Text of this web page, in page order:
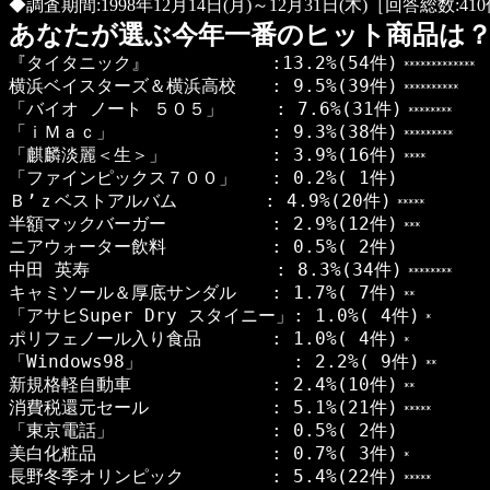
◆調査期間:1998年12月14日(月)～12月31日(木)［回答総数:410
あなたが選ぶ今年一番のヒット商品は？
『タイタニック』 :13.2%(54件) *************
横浜ベイスターズ＆横浜高校 : 9.5%(39件) **********
「バイオ ノート ５０５」 : 7.6%(31件) ********
「ｉＭａｃ」 : 9.3%(38件) *********
「麒麟淡麗＜生＞」 : 3.9%(16件) ****
「ファインピックス７００」 : 0.2%( 1件)
Ｂ’ｚベストアルバム : 4.9%(20件)
*****
半額マックバーガー : 2.9%(12件) ***
ニアウォーター飲料 : 0.5%( 2件)
中田 英寿 : 8.3%(34件)
********
キャミソール＆厚底サンダル : 1.7%( 7件) **
「アサヒSuper Dry スタイニー」: 1.0%( 4件) *
ポリフェノール入り食品 : 1.0%( 4件) *
「Windows98」 : 2.2%( 9件) **
新規格軽自動車 : 2.4%(10件) **
消費税還元セール : 5.1%(21件) *****
「東京電話」 : 0.5%( 2件)
美白化粧品 : 0.7%( 3件)
*
長野冬季オリンピック : 5.4%(22件) *****